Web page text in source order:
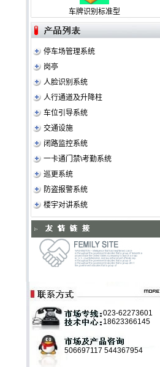
车牌识别标准型
停车场管理系统
岗亭
人脸识别系统
人行通道及升降柱
车位引导系统
交通设施
闭路监控系统
一卡通门禁\考勤系统
巡更系统
防盗报警系统
楼宇对讲系统
023-62273601
18623366145
506697117 544367954